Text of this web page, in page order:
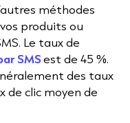
méthodes
produits ou
Le taux de
SMSest de 45 %.
des taux
de clic moyen de